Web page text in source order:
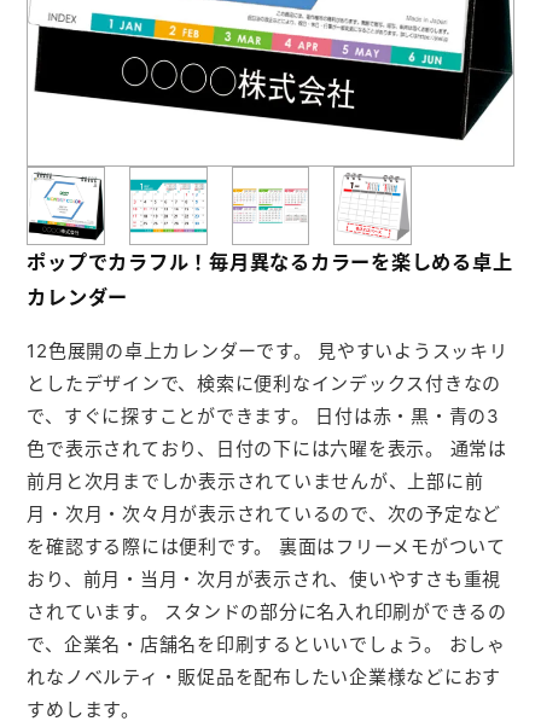
会社概要 お問い合わせ
ポケットティッシュ本舗
カレンダー本舗
カイロ本舗
メモ帳本舗
クリアファイル本舗
ウェットティッシュ本舗
うちわ本舗
扇子本舗
ノベルティグッズ本舗
ポップでカラフル！毎月異なるカラーを楽しめる卓上
カレンダー
12色展開の卓上カレンダーです。 見やすいようスッキリ
としたデザインで、検索に便利なインデックス付きなの
で、すぐに探すことができます。 日付は赤・黒・青の3
色で表示されており、日付の下には六曜を表示。 通常は
前月と次月までしか表示されていませんが、上部に前
月・次月・次々月が表示されているので、次の予定など
を確認する際には便利です。 裏面はフリーメモがついて
おり、前月・当月・次月が表示され、使いやすさも重視
されています。 スタンドの部分に名入れ印刷ができるの
で、企業名・店舗名を印刷するといいでしょう。 おしゃ
れなノベルティ・販促品を配布したい企業様などにおす
すめします。